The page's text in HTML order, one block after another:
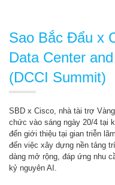
Sao Bắc Đẩu x
Data Center
(DCCI Summit)
SBD x Cisco, nhà tài trợ
chức vào sáng ngày 20/4 tại
đến giới thiệu tại gian triễn
đến việc xây dựng nền tảng
dàng mở rộng, đáp ứng nhu
kỷ nguyên AI.